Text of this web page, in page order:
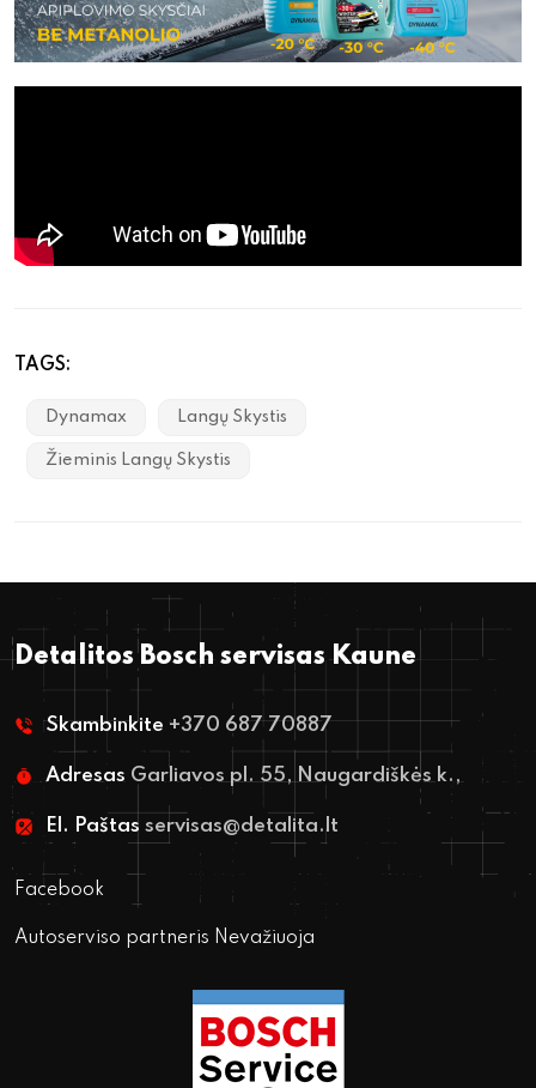
TAGS:
Dynamax Langų Skystis
Žieminis Langų Skystis
Detalitos Bosch servisas Kaune
Skambinkite +370 687 70887
Adresas Garliavos pl. 55, Naugardiškės k.,
El. Paštas servisas@detalita.lt
Facebook
Autoserviso partneris Nevažiuoja